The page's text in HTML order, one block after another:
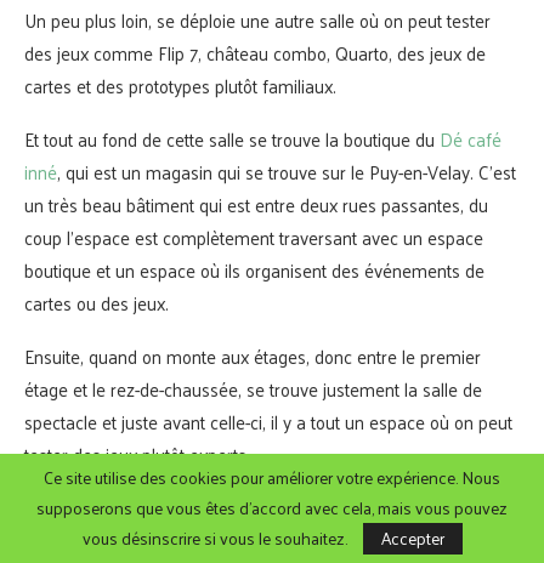
Un peu plus loin, se déploie une autre salle où on peut tester
des jeux comme Flip 7, château combo, Quarto, des jeux de
cartes et des prototypes plutôt familiaux.
Et tout au fond de cette salle se trouve la boutique du Dé café
inné, qui est un magasin qui se trouve sur le Puy-en-Velay. C’est
un très beau bâtiment qui est entre deux rues passantes, du
coup l’espace est complètement traversant avec un espace
boutique et un espace où ils organisent des événements de
cartes ou des jeux.
Ensuite, quand on monte aux étages, donc entre le premier
étage et le rez-de-chaussée, se trouve justement la salle de
spectacle et juste avant celle-ci, il y a tout un espace où on peut
tester des jeux plutôt experts.
Ce site utilise des cookies pour améliorer votre expérience. Nous
supposerons que vous êtes d'accord avec cela, mais vous pouvez
vous désinscrire si vous le souhaitez.
Accepter